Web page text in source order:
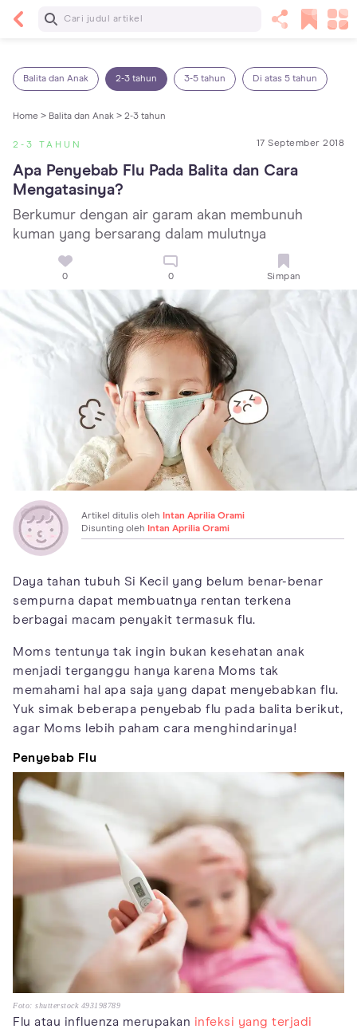
Baca Selanjutnya
Balita dan Anak 2-3 tahun 3-5 tahun Di atas 5 tahun
Home > Balita dan Anak > 2-3 tahun
2-3 TAHUN 17 September 2018
Apa Penyebab Flu Pada Balita dan Cara
Mengatasinya?
Berkumur dengan air garam akan membunuh
kuman yang bersarang dalam mulutnya
0 0 Simpan
Artikel ditulis oleh Intan Aprilia Orami
Disunting oleh Intan Aprilia Orami
Daya tahan tubuh Si Kecil yang belum benar-benar
sempurna dapat membuatnya rentan terkena
berbagai macam penyakit termasuk flu.
Moms tentunya tak ingin bukan kesehatan anak
menjadi terganggu hanya karena Moms tak
memahami hal apa saja yang dapat menyebabkan flu.
Yuk simak beberapa penyebab flu pada balita berikut,
agar Moms lebih paham cara menghindarinya!
Penyebab Flu
Foto: shutterstock 493198789
Flu atau influenza merupakan infeksi yang terjadi